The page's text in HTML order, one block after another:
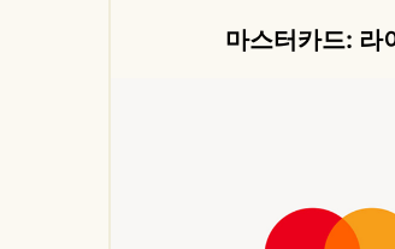
마스터카드: 라